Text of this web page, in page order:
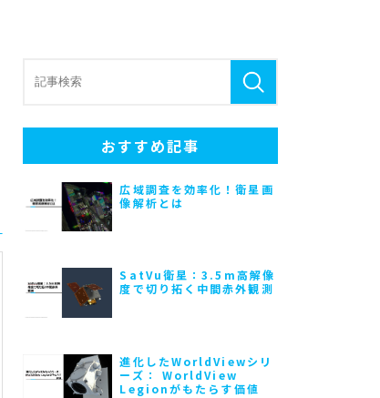
おすすめ記事
広域調査を効率化！衛星画
像解析とは
SatVu衛星：3.5m高解像
度で切り拓く中間赤外観測
進化したWorldViewシリ
ーズ： WorldView
Legionがもたらす価値